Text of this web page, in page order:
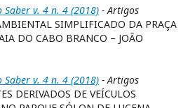
Saber v. 4 n. 4 (2018) - Artigos
SIMPLIFICADO DA PRAÇA
DO CABO BRANCO – JOÃO
Saber v. 4 n. 4 (2018) - Artigos
DERIVADOS DE VEÍCULOS